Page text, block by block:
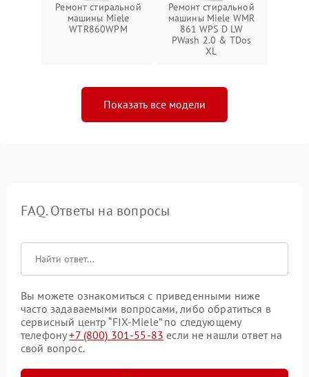
Ремонт стиральной
машины Miele
WTR860WPM
Ремонт стиральной
машины Miele WMR
861 WPS D LW
PWash 2.0 & TDos
XL
Показать все модели
FAQ. Ответы на вопросы
Вы можете ознакомиться с приведенными ниже
часто задаваемыми вопросами, либо обратиться в
сервисный центр “FIX-Miele” по следующему
телефону+7 (800) 301-55-83 если не нашли ответ на
свой вопрос.